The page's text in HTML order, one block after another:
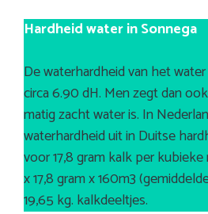
Hardheid water in Sonnega
De waterhardheid van het
circa 6.90 dH. Men zegt dan
matig zacht water is. In
waterhardheid uit in Duitse
voor 17,8 gram kalk per
x 17,8 gram x 160m3
19,65 kg. kalkdeeltjes.